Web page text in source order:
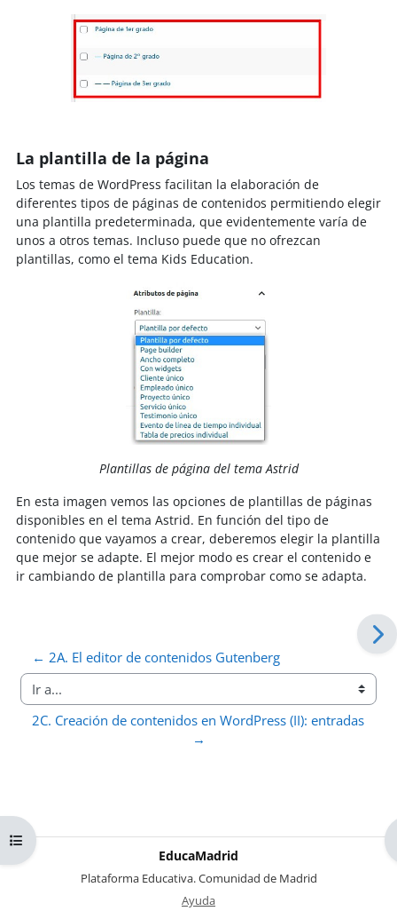
Abrir índice del curso
La plantilla de la página
Los temas de WordPress facilitan la elaboración de
diferentes tipos de páginas de contenidos permitiendo elegir
una plantilla predeterminada, que evidentemente varía de
unos a otros temas. Incluso puede que no ofrezcan
plantillas, como el tema Kids Education.
Plantillas de página del tema Astrid
En esta imagen vemos las opciones de plantillas de páginas
disponibles en el tema Astrid. En función del tipo de
contenido que vayamos a crear, deberemos elegir la plantilla
que mejor se adapte. El mejor modo es crear el contenido e
ir cambiando de plantilla para comprobar como se adapta.
← 2A. El editor de contenidos Gutenberg
Ir a...
2C. Creación de contenidos en WordPress (II): entradas
→
EducaMadrid
Plataforma Educativa. Comunidad de Madrid
Ayuda